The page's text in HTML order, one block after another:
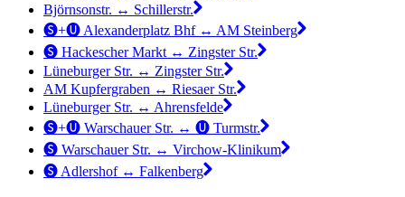
Björnsonstr. ↔︎ Schillerstr.
🅢+🅤 Alexanderplatz Bhf ↔︎ AM Steinberg
🅢 Hackescher Markt ↔︎ Zingster Str.
Lüneburger Str. ↔︎ Zingster Str.
AM Kupfergraben ↔︎ Riesaer Str.
Lüneburger Str. ↔︎ Ahrensfelde
🅢+🅤 Warschauer Str. ↔︎ 🅤 Turmstr.
🅢 Warschauer Str. ↔︎ Virchow-Klinikum
🅢 Adlershof ↔︎ Falkenberg